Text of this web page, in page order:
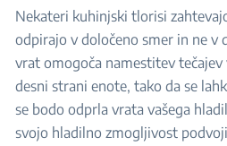
Nekateri kuhinjski tlorisi
odpirajo v določeno smer in ne v
vrat omogoča namestitev
desni strani enote, tako da se
se bodo odprla vrata vašega
svojo hladilno zmogljivost